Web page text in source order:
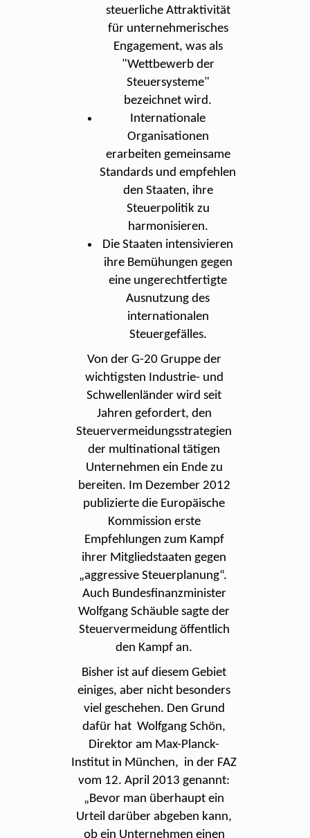
steuerliche Attraktivität
für unternehmerisches
Engagement, was als
"Wettbewerb der
Steuersysteme"
bezeichnet wird.
Internationale
Organisationen
erarbeiten gemeinsame
Standards und empfehlen
den Staaten, ihre
Steuerpolitik zu
harmonisieren.
Die Staaten intensivieren
ihre Bemühungen gegen
eine ungerechtfertigte
Ausnutzung des
internationalen
Steuergefälles.
Von der G-20 Gruppe der
wichtigsten Industrie- und
Schwellenländer wird seit
Jahren gefordert, den
Steuervermeidungsstrategien
der multinational tätigen
Unternehmen ein Ende zu
bereiten. Im Dezember 2012
publizierte die Europäische
Kommission erste
Empfehlungen zum Kampf
ihrer Mitgliedstaaten gegen
„aggressive Steuerplanung“.
Auch Bundesfinanzminister
Wolfgang Schäuble sagte der
Steuervermeidung öffentlich
den Kampf an.
Bisher ist auf diesem Gebiet
einiges, aber nicht besonders
viel geschehen. Den Grund
dafür hat Wolfgang Schön,
Direktor am Max-Planck-
Institut in München, in der FAZ
vom 12. April 2013 genannt:
„Bevor man überhaupt ein
Urteil darüber abgeben kann,
ob ein Unternehmen einen